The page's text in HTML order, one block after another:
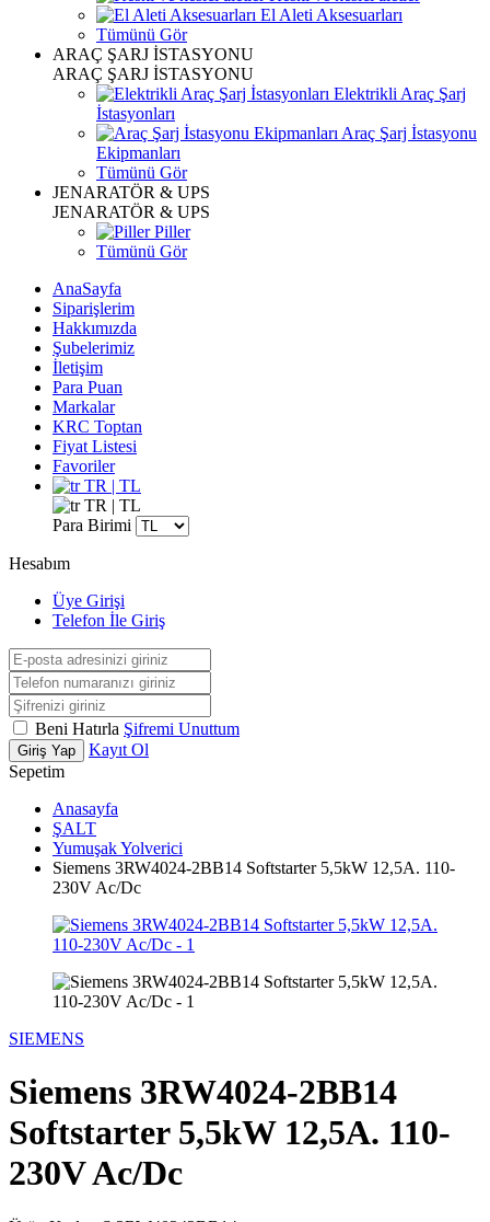
El Aleti Aksesuarları
Tümünü Gör
ARAÇ ŞARJ İSTASYONU
ARAÇ ŞARJ İSTASYONU
Elektrikli Araç Şarj
İstasyonları
Araç Şarj İstasyonu
Ekipmanları
Tümünü Gör
JENARATÖR & UPS
JENARATÖR & UPS
Piller
Tümünü Gör
AnaSayfa
Siparişlerim
Hakkımızda
Şubelerimiz
İletişim
Para Puan
Markalar
KRC Toptan
Fiyat Listesi
Favoriler
TR | TL
TR | TL
Para Birimi
Hesabım
Üye Girişi
Telefon İle Giriş
Beni Hatırla Şifremi Unuttum
Giriş Yap
Kayıt Ol
Sepetim
Anasayfa
ŞALT
Yumuşak Yolverici
Siemens 3RW4024-2BB14 Softstarter 5,5kW 12,5A. 110-
230V Ac/Dc
SIEMENS
Siemens 3RW4024-2BB14
Softstarter 5,5kW 12,5A. 110-
230V Ac/Dc